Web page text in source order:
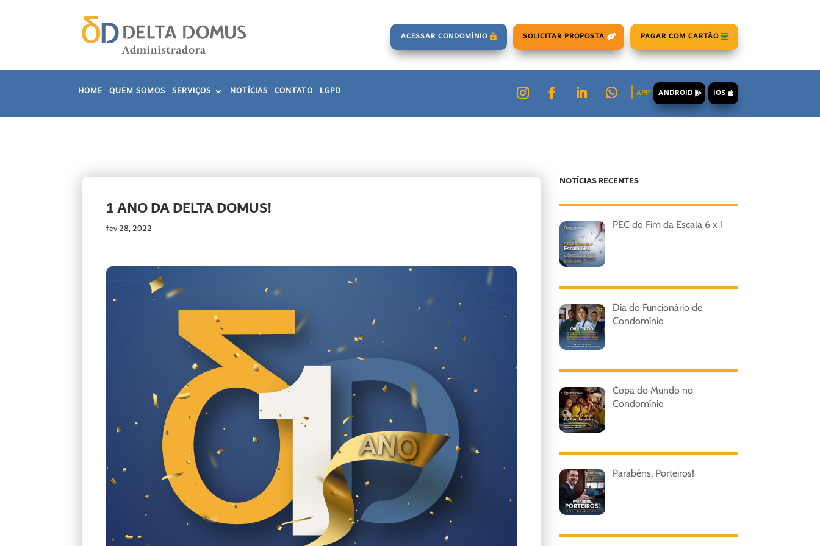
ACESSAR CONDOMÍNIO SOLICITAR PROPOSTA PAGAR COM CARTÃO
HOME QUEM SOMOS SERVIÇOS NOTÍCIAS CONTATO LGPD APP ANDROID IOS
1 ANO DA DELTA DOMUS!
fev 28, 2022
NOTÍCIAS RECENTES
PEC do Fim da Escala 6 x 1
Dia do Funcionário de
Condomínio
Copa do Mundo no
Condomínio
Parabéns, Porteiros!